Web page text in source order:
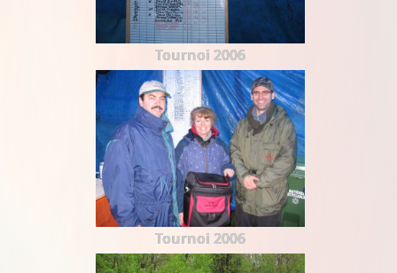
Tournoi 2006
Tournoi 2006